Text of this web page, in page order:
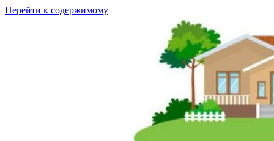
Перейти к содержимому